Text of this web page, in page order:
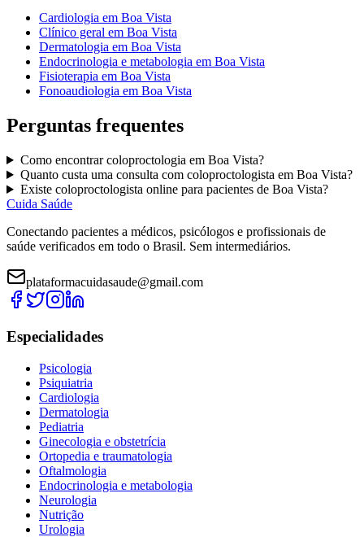
Cardiologia em Boa Vista
Clínico geral em Boa Vista
Dermatologia em Boa Vista
Endocrinologia e metabologia em Boa Vista
Fisioterapia em Boa Vista
Fonoaudiologia em Boa Vista
Perguntas frequentes
Como encontrarcoloproctologia em Boa Vista?
Quanto custa uma consulta com coloproctologista em Boa Vista?
Existe coloproctologista online para pacientes de Boa Vista?
Cuida Saúde
Conectando pacientes a médicos, psicólogos e profissionais de
saúde verificados em todo o Brasil. Sem intermediários.
plataformacuidasaude@gmail.com
Especialidades
Psicologia
Psiquiatria
Cardiologia
Dermatologia
Pediatria
Ginecologia e obstetrícia
Ortopedia e traumatologia
Oftalmologia
Endocrinologia e metabologia
Neurologia
Nutrição
Urologia